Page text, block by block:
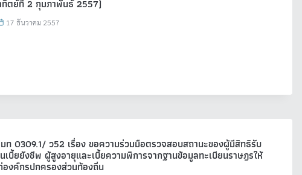
ทิตย์ที่ 2 กุมภาพันธ์ 2557)
17 ธันวาคม 2557
ท 0309.1/ ว52 เรื่อง ขอความร่วมมือตรวจสอบสถานะของผู้มีสิทธิรับ
นเบี้ยยังชีพ ผู้สูงอายุและเบี้ยความพิการจากฐานข้อมูลทะเบียนราษฎรให้
องค์กรปกครองส่วนท้องถิ่น